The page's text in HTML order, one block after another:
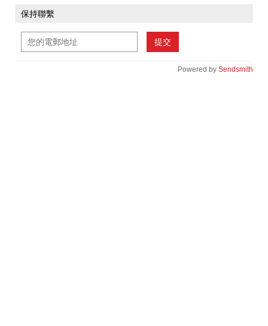
保持聯繫
提交
Powered by Sendsmith